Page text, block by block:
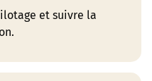
et suivre la